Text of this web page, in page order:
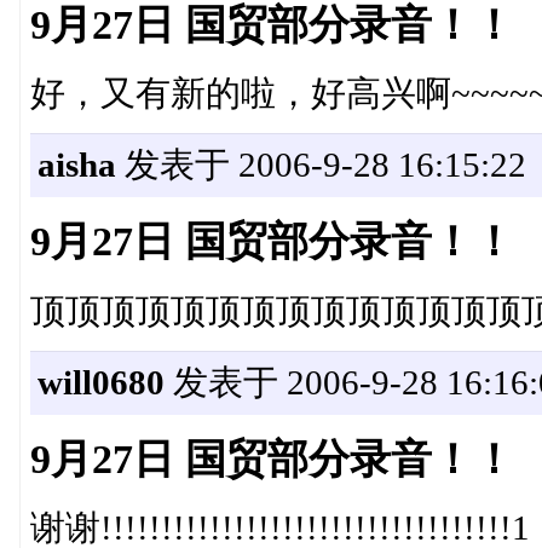
9月27日 国贸部分录音！！
好，又有新的啦，好高兴啊
aisha 发表于 2006-9-28 16:15:22
9月27日 国贸部分录音！！
顶顶顶顶顶顶顶顶顶顶顶顶顶顶
will0680 发表于 2006-9-28
9月27日 国贸部分录音！！
谢谢!!!!!!!!!!!!!!!!!!!!!!!!!!!!!!!!!!1